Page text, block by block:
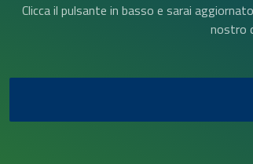
Clicca il pulsante in basso e sarai
nostro